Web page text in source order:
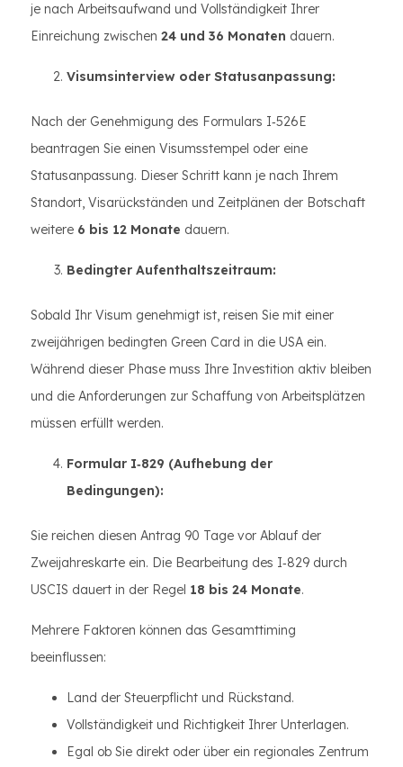
je nach Arbeitsaufwand und Vollständigkeit Ihrer
Einreichung zwischen 24 und 36 Monaten dauern.
Visumsinterview oder Statusanpassung:
Nach der Genehmigung des Formulars I‑526E
beantragen Sie einen Visumsstempel oder eine
Statusanpassung. Dieser Schritt kann je nach Ihrem
Standort, Visarückständen und Zeitplänen der Botschaft
weitere 6 bis 12 Monate dauern.
Bedingter Aufenthaltszeitraum:
Sobald Ihr Visum genehmigt ist, reisen Sie mit einer
zweijährigen bedingten Green Card in die USA ein.
Während dieser Phase muss Ihre Investition aktiv bleiben
und die Anforderungen zur Schaffung von Arbeitsplätzen
müssen erfüllt werden.
Formular I‑829 (Aufhebung der
Bedingungen):
Sie reichen diesen Antrag 90 Tage vor Ablauf der
Zweijahreskarte ein. Die Bearbeitung des I‑829 durch
USCIS dauert in der Regel 18 bis 24 Monate.
Mehrere Faktoren können das Gesamttiming
beeinflussen:
Land der Steuerpflicht und Rückstand.
Vollständigkeit und Richtigkeit Ihrer Unterlagen.
Egal ob Sie direkt oder über ein regionales Zentrum